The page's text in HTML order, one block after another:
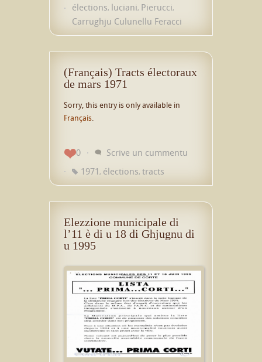
élections, luciani, Pierucci,
Carrughju Culunellu Feracci
(Français) Tracts électoraux
de mars 1971
Sorry, this entry is only available in
Français
0
Scrive un cummentu
1971 , élections, tracts
Elezzione municipale di
l’11 è di u 18 di Ghjugnu di
u 1995